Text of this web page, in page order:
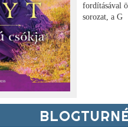
fordításával
sorozat, a G